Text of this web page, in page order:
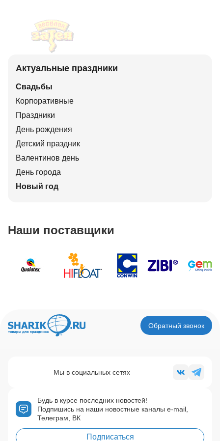
Актуальные праздники
Свадьбы
Корпоративные
Праздники
День рождения
Детский праздник
Валентинов день
День города
Новый год
Наши поставщики
Обратный звонок
Будь в курсе последних новостей!
Подпишись на наши новостные каналы e-mail,
Телеграм, ВК
Подписаться
Мы в социальных сетях